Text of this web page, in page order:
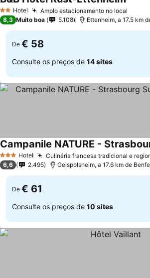
2 Estrelas
Hotel Amplo estacionamento no local
8,3 Muito boa 5.108 Ettenheim, a 17.5 km
De € 58
Consulte os preços de 14 sites
3 EstrelasHotel Culinária francesa tradicional e
6,6 2.495 Geispolsheim, a 17.6 km de
De € 61
Consulte os preços de 10 sites